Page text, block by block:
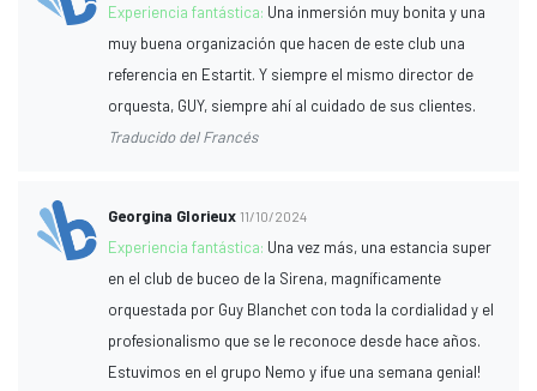
Experiencia fantástica: Una inmersión muy bonita y una
muy buena organización que hacen de este club una
referencia en Estartit. Y siempre el mismo director de
orquesta, GUY, siempre ahí al cuidado de sus clientes.
Traducido del Francés
Georgina Glorieux 11/10/2024
Experiencia fantástica: Una vez más, una estancia super
en el club de buceo de la Sirena, magníficamente
orquestada por Guy Blanchet con toda la cordialidad y el
profesionalismo que se le reconoce desde hace años.
Estuvimos en el grupo Nemo y ¡fue una semana genial!